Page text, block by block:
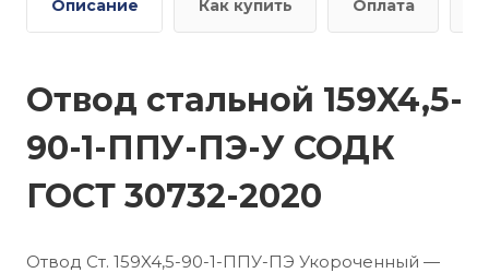
Описание Как купить Оплата
Отвод стальной 159X4,5-
90-1-ППУ-ПЭ-У СОДК
ГОСТ 30732-2020
Отвод Ст. 159X4,5-90-1-ППУ-ПЭ Укороченный —